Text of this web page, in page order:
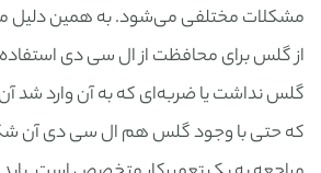
مشکلات مختلفی می‌شود. به همین دلیل
از گلس برای محافظت از ال سی دی
گلس نداشت یا ضربه‌ای که به آن وارد شد
که حتی با وجود گلس هم ال سی دی آن